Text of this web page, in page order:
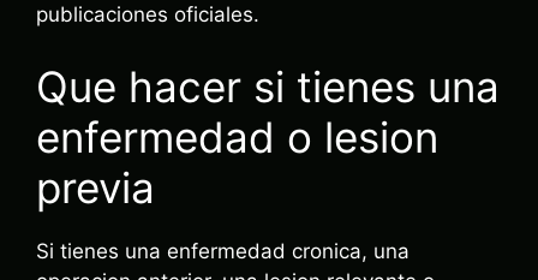
publicaciones oficiales.
Que hacer si tienes una
enfermedad o lesion
previa
Si tienes una enfermedad cronica, una